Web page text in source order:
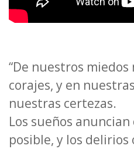
“De nuestros
corajes, y en
nuestras certezas.
Los sueños
posible, y los delirios